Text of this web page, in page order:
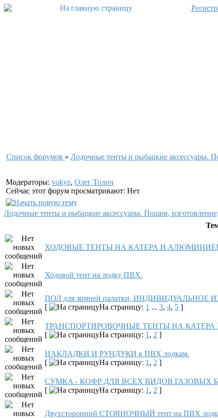
Список форумов » Лодочные тенты и рыбацкие аксессуары.
Модераторы: vokyz, Олег Толич
Сейчас этот форум просматривают: Нет
Лодочные тенты и рыбацкие аксессуары. Пошив,
ХОДОВЫЕ ТЕНТЫ НА КАТЕРА И
Ходовой тент на лодку ПВХ.
ПОЛ для зимней палатки, ИНДИВИДУАЛЬНОЕ
[
На страницу: 1 ... 3, 4, 5 ]
ТРАНСПОРТИРОВОЧНЫЕ ТЕНТЫ НА КАТЕРА
[
На страницу: 1 , 2 ]
НАКЛАДКИ И РУНДУКИ к ПВХ лодкам.
[
На страницу: 1 , 2 ]
СУМКА - КОФР ДЛЯ ВСЕХ ВИДОВ ГАЗОВЫХ
[
На страницу: 1 , 2 ]
Двухсторонний СТОЯНОЧНЫЙ тент на ПВХ